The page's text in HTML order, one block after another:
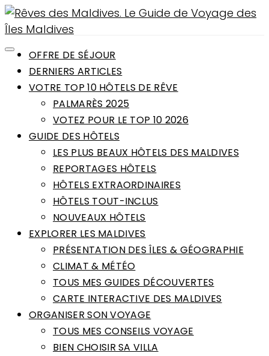
OFFRE DE SÉJOUR
DERNIERS ARTICLES
VOTRE TOP 10 HÔTELS DE RÊVE
PALMARÈS 2025
VOTEZ POUR LE TOP 10 2026
GUIDE DES HÔTELS
LES PLUS BEAUX HÔTELS DES MALDIVES
REPORTAGES HÔTELS
HÔTELS EXTRAORDINAIRES
HÔTELS TOUT-INCLUS
NOUVEAUX HÔTELS
EXPLORER LES MALDIVES
PRÉSENTATION DES ÎLES & GÉOGRAPHIE
CLIMAT & MÉTÉO
TOUS MES GUIDES DÉCOUVERTES
CARTE INTERACTIVE DES MALDIVES
ORGANISER SON VOYAGE
TOUS MES CONSEILS VOYAGE
BIEN CHOISIR SA VILLA